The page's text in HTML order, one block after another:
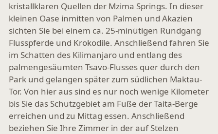
kristallklaren Quellen der Mzima Springs. In dieser
kleinen Oase inmitten von Palmen und Akazien
sichten Sie bei einem ca. 25-minütigen Rundgang
Flusspferde und Krokodile. Anschließend fahren Sie
im Schatten des Kilimanjaro und entlang des
palmengesäumten Tsavo-Flusses quer durch den
Park und gelangen später zum südlichen Maktau-
Tor. Von hier aus sind es nur noch wenige Kilometer
bis Sie das Schutzgebiet am Fuße der Taita-Berge
erreichen und zu Mittag essen. Anschließend
beziehen Sie Ihre Zimmer in der auf Stelzen